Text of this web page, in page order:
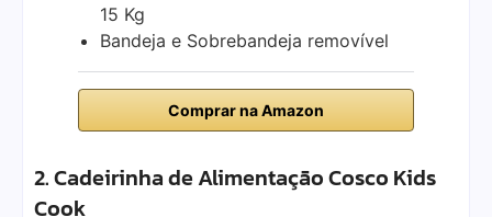
15 Kg
Bandeja e Sobrebandeja removível
Comprar na Amazon
2. Cadeirinha de Alimentação Cosco Kids
Cook